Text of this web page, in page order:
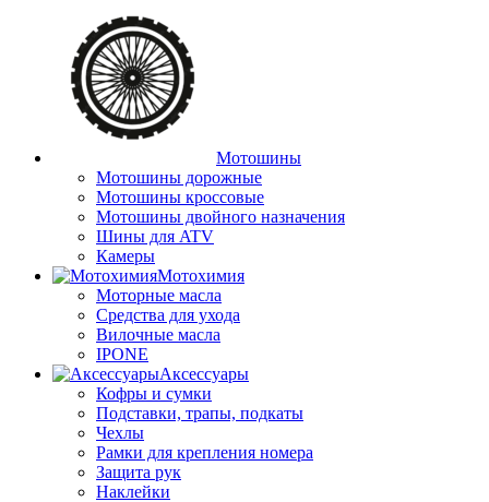
Мотошины
Мотошины дорожные
Мотошины кроссовые
Мотошины двойного назначения
Шины для ATV
Камеры
Мотохимия
Моторные масла
Средства для ухода
Вилочные масла
IPONE
Аксессуары
Кофры и сумки
Подставки, трапы, подкаты
Чехлы
Рамки для крепления номера
Защита рук
Наклейки